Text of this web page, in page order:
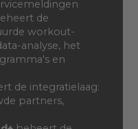
de
workout-
analyse, het
en
de integratielaag:
partners,